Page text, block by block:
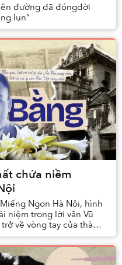
đường đã đóngđời
lụn”
chứa niềm
Ngon Hà Nội, hình
niệm trong lời văn Vũ
về vòng tay của thành
tới...